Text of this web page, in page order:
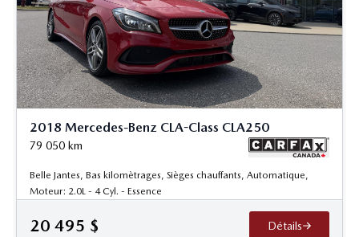
2018 Mercedes-Benz CLA-Class CLA250
79 050 km
Belle Jantes, Bas kilomètrages, Sièges chauffants, Automatique,
Moteur: 2.0L - 4 Cyl. - Essence
20 495 $ Détails